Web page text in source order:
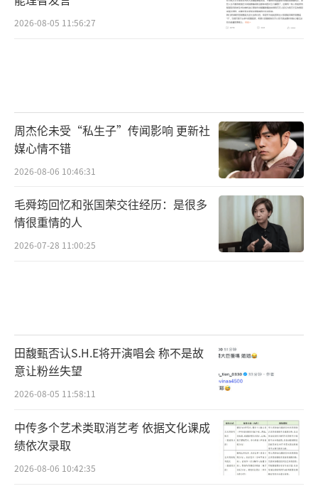
的身影，而能在评论区听他讲一句“手机要放
低一点”。明星从神坛走下，成为可对话
未来，这样的互动或将常态化。更多资深
演员可能加入这场“数字返乡”。他们带来的
不只是流量，更是一种文化锚点——在信息洪流
中，提醒我们曾共同热爱过什么。成龙的首条
视频结尾，他说：“我不是来宣传电影的，我
是来交朋友的。”这句话轻巧，却重若千钧。
在一个习惯速朽的时代，有人愿意用最慢的方
2026-08-05 11:56:27
周杰伦未受“私生子”传闻影响 更新社
媒心情不错
2026-08-06 10:46:31
毛舜筠回忆和张国荣交往经历：是很多
情很重情的人
2026-07-28 11:00:25
田馥甄否认S.H.E将开演唱会 称不是故
意让粉丝失望
2026-08-05 11:58:11
中传多个艺术类取消艺考 依据文化课成
绩依次录取
2026-08-06 10:42:35